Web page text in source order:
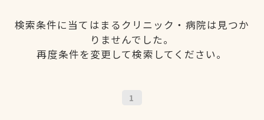
検索条件に当てはまるクリニック・病院は見つか
りませんでした。
再度条件を変更して検索してください。
1